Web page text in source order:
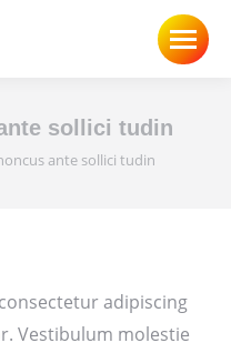
sollici tudin
ante sollici tudin
adipiscing
Vestibulum molestie